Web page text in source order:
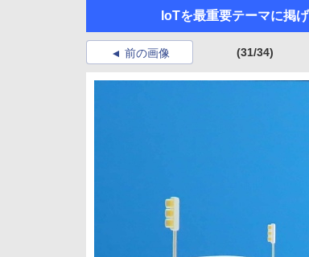
IoTを最重要テーマに掲
前の画像 (31/34)